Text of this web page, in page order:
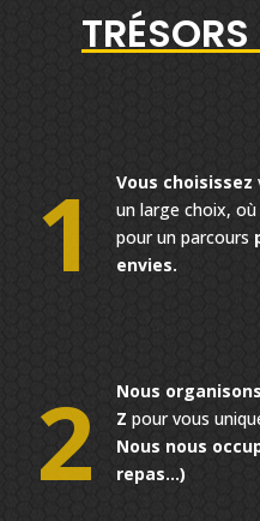
1 Vous choisissez
un large choix,
pour un parcours
envies.
2 Nous organisons
Z pour vous
Nous nous
repas…)